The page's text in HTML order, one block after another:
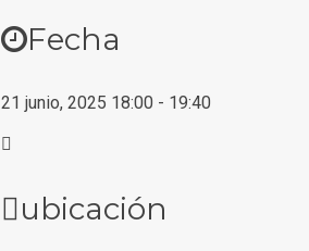
Fecha
21 junio, 2025 18:00 - 19:40
ubicación